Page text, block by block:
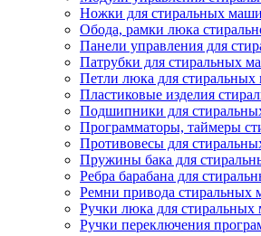
Ножки для стиральных
Обода, рамки люка
Панели управления для
Патрубки для стиральных
Петли люка для
Пластиковые изделия
Подшипники для
Программаторы, таймеры
Противовесы для
Пружины бака для
Ребра барабана для
Ремни привода стиральных
Ручки люка для
Ручки переключения